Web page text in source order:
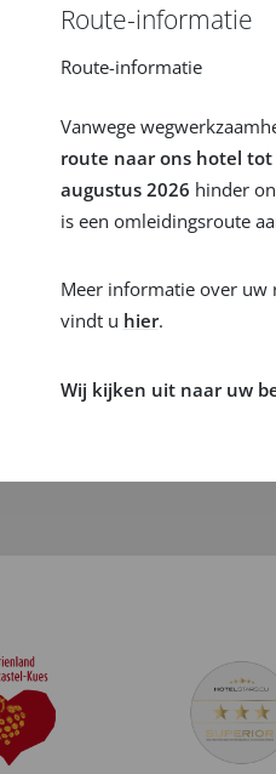
ontvangen
Route-informatie
Route-informatie
Vanwege
route naar ons hotel tot
augustus 2026 hinder
is een omleidingsroute
Meer informatie over uw
vindt u hier.
Wij kijken uit naar uw